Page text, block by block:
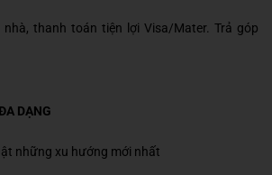
thanh toán tiện lợi Visa/Mater. Trả góp
DẠNG
những xu hướng mới nhất